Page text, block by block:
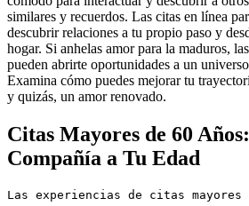
similares y recuerdos. Las citas en línea
descubrir relaciones a tu propio paso y
hogar. Si anhelas amor para la maduros,
pueden abrirte oportunidades a un
Examina cómo puedes mejorar tu
y quizás, un amor renovado.
Citas Mayores de 60
Compañía a Tu Edad
Las experiencias de citas